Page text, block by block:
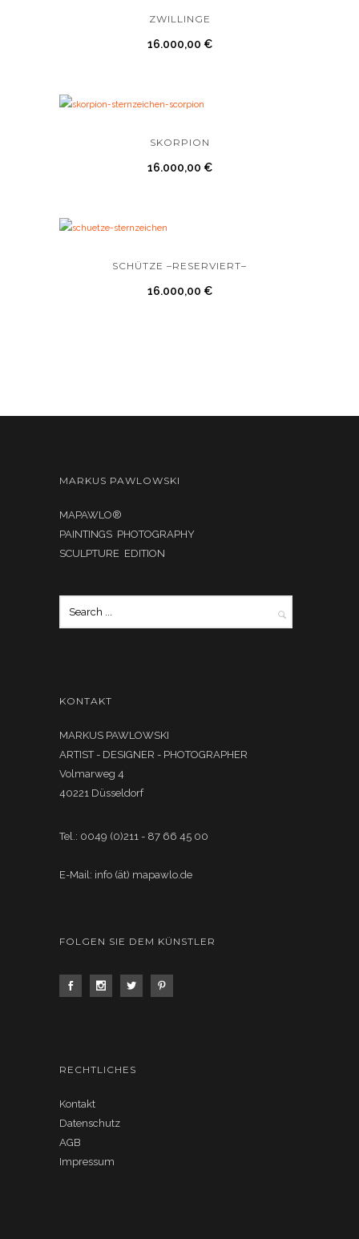
ZWILLINGE
16.000,00 €
SKORPION
16.000,00 €
SCHÜTZE –RESERVIERT–
16.000,00 €
MARKUS PAWLOWSKI
MAPAWLO®
PAINTINGS PHOTOGRAPHY
SCULPTURE EDITION
KONTAKT
MARKUS PAWLOWSKI
ARTIST - DESIGNER - PHOTOGRAPHER
Volmarweg 4
40221 Düsseldorf
Tel.: 0049 (0)211 - 87 66 45 00
E-Mail: info (ät) mapawlo.de
FOLGEN SIE DEM KÜNSTLER
RECHTLICHES
Kontakt
Datenschutz
AGB
Impressum